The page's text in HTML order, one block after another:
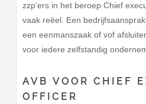
zzp’ers in het beroep Chief
vaak reëel. Een
een eenmanszaak of vof
voor iedere zelfstandig
AVB VOOR CHIEF
OFFICER